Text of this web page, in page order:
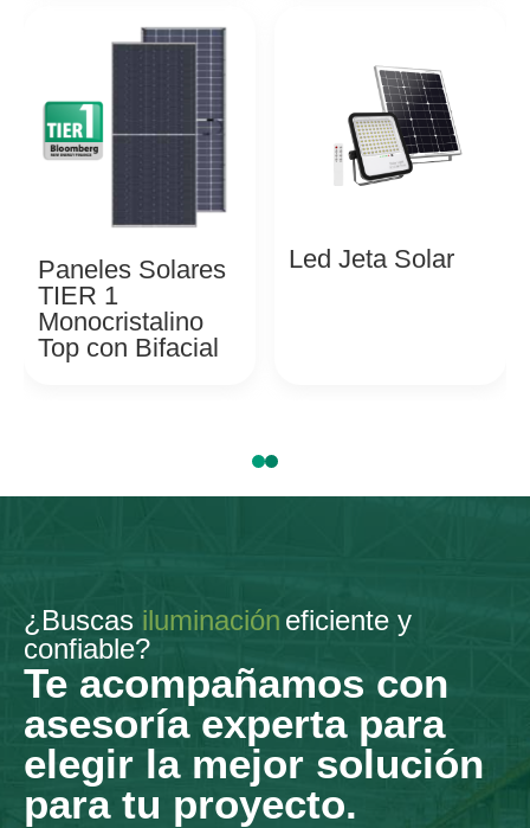
Paneles Solares
TIER 1
Monocristalino
Top con Bifacial
Led Jeta Solar
¿Buscas iluminación eficiente y
confiable?
Te acompañamos con
asesoría experta para
elegir la mejor solución
para tu proyecto.